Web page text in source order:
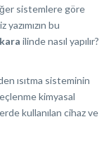
sistemlere göre
bu
ilinde nasıl yapılır?
ısıtma sisteminin
kimyasal
kullanılan cihaz ve